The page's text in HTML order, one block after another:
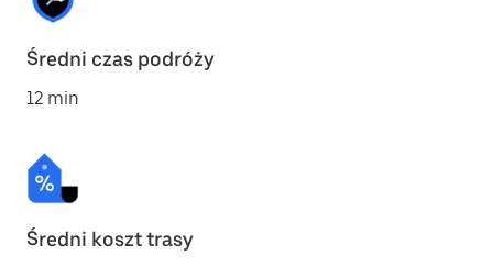
Średni czas podróży
12 min
Średni koszt trasy